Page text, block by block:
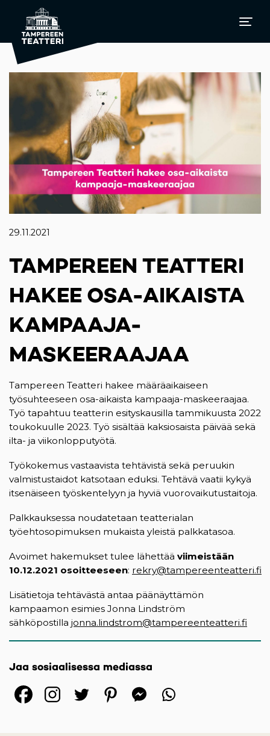
29.11.2021
TAMPEREEN TEATTERI
HAKEE OSA-AIKAISTA
KAMPAAJA-
MASKEERAAJAA
Tampereen Teatteri hakee määräaikaiseen
työsuhteeseen osa-aikaista kampaaja-maskeeraajaa.
Työ tapahtuu teatterin esityskausilla tammikuusta 2022
toukokuulle 2023. Työ sisältää kaksiosaista päivää sekä
ilta- ja viikonlopputyötä.
Työkokemus vastaavista tehtävistä sekä peruukin
valmistustaidot katsotaan eduksi. Tehtävä vaatii kykyä
itsenäiseen työskentelyyn ja hyviä vuorovaikutustaitoja.
Palkkauksessa noudatetaan teatterialan
työehtosopimuksen mukaista yleistä palkkatasoa.
Avoimet hakemukset tulee lähettää viimeistään
10.12.2021 osoitteeseen: rekry@tampereenteatteri.fi
Lisätietoja tehtävästä antaa päänäyttämön
kampaamon esimies Jonna Lindström
sähköpostilla jonna.lindstrom@tampereenteatteri.fi
Jaa sosiaalisessa mediassa
(opens in a new tab)
(opens in a new tab)
(opens in a new
(opens in a